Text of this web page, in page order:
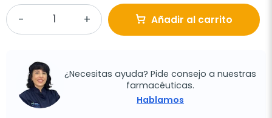
Añadir al carrito
¿Necesitas ayuda? Pide consejo a nuestras
farmacéuticas.
Hablamos